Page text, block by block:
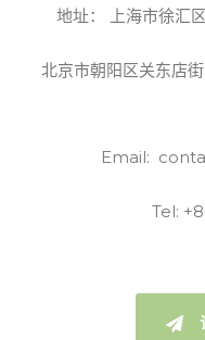
地址： 上海市徐汇
北京市朝阳区关东店
Email:
Tel: